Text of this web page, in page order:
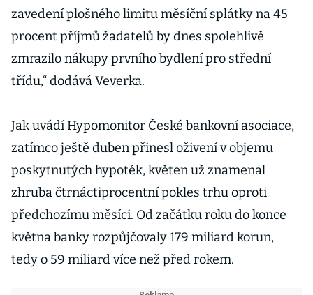
zavedení plošného limitu měsíční splátky na 45
procent příjmů žadatelů by dnes spolehlivě
zmrazilo nákupy prvního bydlení pro střední
třídu,“ dodává Veverka.
Jak uvádí Hypomonitor České bankovní asociace,
zatímco ještě duben přinesl oživení v objemu
poskytnutých hypoték, květen už znamenal
zhruba čtrnáctiprocentní pokles trhu oproti
předchozímu měsíci. Od začátku roku do konce
května banky rozpůjčovaly 179 miliard korun,
tedy o 59 miliard více než před rokem.